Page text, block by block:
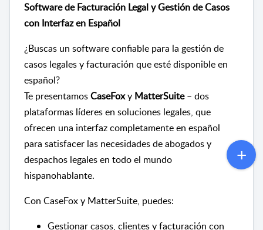
Software de Facturación Legal y Gestión de Casos
con Interfaz en Español
¿Buscas un software confiable para la gestión de
casos legales y facturación que esté disponible en
español?
Te presentamosCaseFoxy MatterSuite– dos
plataformas líderes en soluciones legales, que
ofrecen una interfaz completamente en español
para satisfacer las necesidades de abogados y
despachos legales en todo el mundo
hispanohablante.
Con CaseFox y MatterSuite, puedes:
Gestionar casos, clientes y facturación con